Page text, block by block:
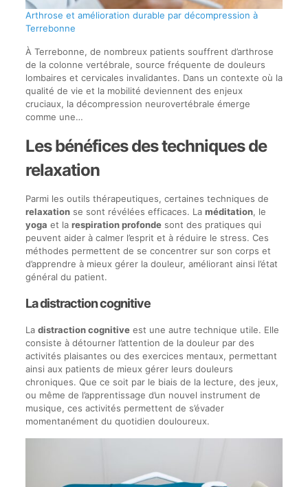
Arthrose et amélioration durable par décompression à
Terrebonne
À Terrebonne, de nombreux patients souffrent d’arthrose
de la colonne vertébrale, source fréquente de douleurs
lombaires et cervicales invalidantes. Dans un contexte où la
qualité de vie et la mobilité deviennent des enjeux
cruciaux, la décompression neurovertébrale émerge
comme une…
Les bénéfices des techniques de
relaxation
Parmi les outils thérapeutiques, certaines techniques de
relaxationse sont révélées efficaces. La méditation, le
yoga et la respiration profondesont des pratiques qui
peuvent aider à calmer l’esprit et à réduire le stress. Ces
méthodes permettent de se concentrer sur son corps et
d’apprendre à mieux gérer la douleur, améliorant ainsi l’état
général du patient.
La distraction cognitive
La distraction cognitiveest une autre technique utile. Elle
consiste à détourner l’attention de la douleur par des
activités plaisantes ou des exercices mentaux, permettant
ainsi aux patients de mieux gérer leurs douleurs
chroniques. Que ce soit par le biais de la lecture, des jeux,
ou même de l’apprentissage d’un nouvel instrument de
musique, ces activités permettent de s’évader
momentanément du quotidien douloureux.